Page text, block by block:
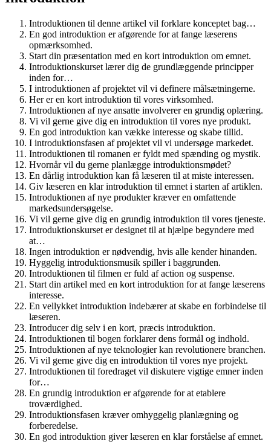
Introduktionen til denne artikel vil forklare konceptet bag…
En god introduktion er afgørende for at fange læserens
opmærksomhed.
Start din præsentation med en kort introduktion om emnet.
Introduktionskurset lærer dig de grundlæggende principper
inden for…
I introduktionen af projektet vil vi definere målsætningerne.
Her er en kort introduktion til vores virksomhed.
Introduktionen af nye ansatte involverer en grundig oplæring.
Vi vil gerne give dig en introduktion til vores nye produkt.
En god introduktion kan vække interesse og skabe tillid.
I introduktionsfasen af projektet vil vi undersøge markedet.
Introduktionen til romanen er fyldt med spænding og mystik.
Hvornår vil du gerne planlægge introduktionsmødet?
En dårlig introduktion kan få læseren til at miste interessen.
Giv læseren en klar introduktion til emnet i starten af artiklen.
Introduktionen af nye produkter kræver en omfattende
markedsundersøgelse.
Vi vil gerne give dig en grundig introduktion til vores tjeneste.
Introduktionskurset er designet til at hjælpe begyndere med
at…
Ingen introduktion er nødvendig, hvis alle kender hinanden.
Hyggelig introduktionsmusik spiller i baggrunden.
Introduktionen til filmen er fuld af action og suspense.
Start din artikel med en kort introduktion for at fange læserens
interesse.
En vellykket introduktion indebærer at skabe en forbindelse til
læseren.
Introducer dig selv i en kort, præcis introduktion.
Introduktionen til bogen forklarer dens formål og indhold.
Introduktionen af nye teknologier kan revolutionere branchen.
Vi vil gerne give dig en introduktion til vores nye projekt.
Introduktionen til foredraget vil diskutere vigtige emner inden
for…
En grundig introduktion er afgørende for at etablere
troværdighed.
Introduktionsfasen kræver omhyggelig planlægning og
forberedelse.
En god introduktion giver læseren en klar forståelse af emnet.